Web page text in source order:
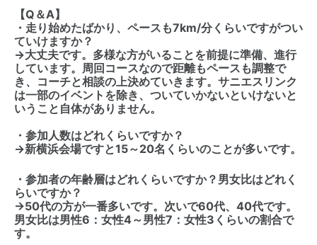
【Q＆A】
・走り始めたばかり、ペースも7km/分くらいですがつい
ていけますか？
→大丈夫です。多様な方がいることを前提に準備、進行
しています。周回コースなので距離もペースも調整で
き、コーチと相談の上決めていきます。サニエスリンク
は一部のイベントを除き、ついていかないといけないと
いうこと自体がありません。
・参加人数はどれくらいですか？
→新横浜会場ですと15～20名くらいのことが多いです。
・参加者の年齢層はどれくらいですか？男女比はどれく
らいですか？
→50代の方が一番多いです。次いで60代、40代です。
男女比は男性6：女性4～男性7：女性3くらいの割合で
す。